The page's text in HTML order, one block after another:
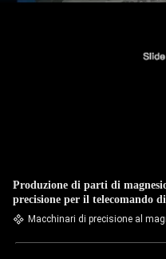
Produzione di parti di
precisione per il telecomando
Macchinari di precisione al